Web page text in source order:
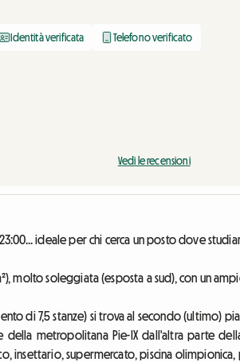
Identità verificata Telefono verificato
Vedi le recensioni
ideale per chi cerca un posto dove
molto soleggiata (esposta a sud), con un
di 7,5 stanze) si trova al secondo (ultimo)
della metropolitana Pie-IX dall'altra parte
insettario, supermercato, piscina olimpionica,